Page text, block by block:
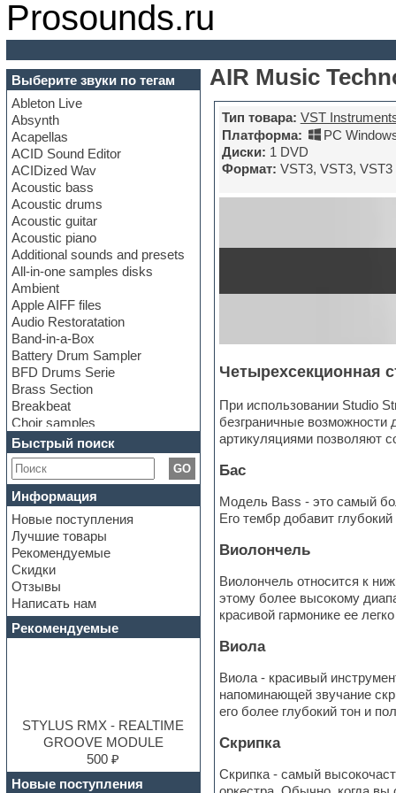
Prosounds.ru
Выберите звуки по тегам
Ableton Live
Absynth
Acapellas
ACID Sound Editor
ACIDized Wav
Acoustic bass
Acoustic drums
Acoustic guitar
Acoustic piano
Additional sounds and presets
All-in-one samples disks
Ambient
Apple AIFF files
Audio Restoratation
Band-in-a-Box
Battery Drum Sampler
BFD Drums Serie
Brass Section
Breakbeat
Choir samples
Chris Hein Samples
Cinematic samples
Club bass
Club leads
Club sounds
Construction kits
Convolution
Cubase
Dance drums
Dance music production
tutorials
DAW
Disco samples
Dubstep
E-MU Samples
Electric guitar
Быстрый поиск
GO
Информация
Новые поступления
Лучшие товары
Рекомендуемые
Скидки
Отзывы
Написать нам
Рекомендуемые
STYLUS RMX - REALTIME
GROOVE MODULE
500 ₽
Новые поступления
AIR Music
Тип товара: VST
Платформа:
PC
Диски: 1 DVD
Формат: VST3, VST3, VST3
Четырехсекционная
При использовании Studio
безграничные
артикуляциями позволяют
Бас
Модель Bass - это самый
Его тембр добавит
Виолончель
Виолончель относится к
этому более высокому
красивой гармонике ее
Виола
Виола - красивый
напоминающей звучание
его более глубокий тон и
Скрипка
Скрипка - самый